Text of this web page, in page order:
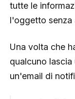
tutte le
l'oggetto senza
Una volta che
qualcuno
un'email di